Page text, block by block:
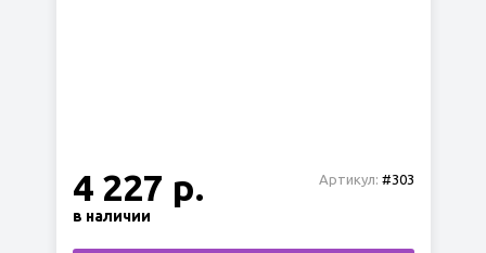
Артикул: #303
4 227 р.
в наличии